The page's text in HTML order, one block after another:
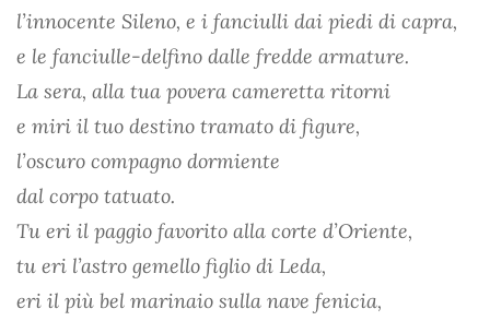
l’innocente Sileno, e i fanciulli dai piedi di capra,
e le fanciulle-delfino dalle fredde armature.
La sera, alla tua povera cameretta ritorni
e miri il tuo destino tramato di figure,
l’oscuro compagno dormiente
dal corpo tatuato.
Tu eri il paggio favorito alla corte d’Oriente,
tu eri l’astro gemello figlio di Leda,
eri il più bel marinaio sulla nave fenicia,